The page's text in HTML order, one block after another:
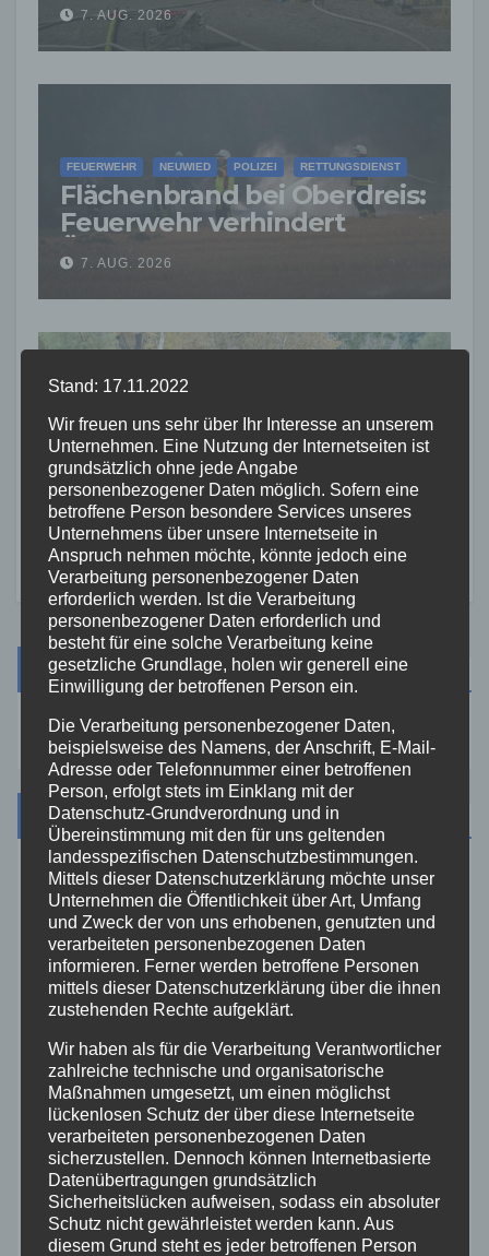
weitere Ausbreitung
7. AUG. 2026
FEUERWEHR NEUWIED POLIZEI RETTUNGSDIENST
Flächenbrand bei Oberdreis:
Feuerwehr verhindert
Übergreifen auf Waldgebiet
7. AUG. 2026
Waldbrand bei Leutesdorf
schnell gelöscht –
Feuerwehr warnt vor
erhöhter Brandgefahr
7. AUG. 2026
Suche
Kategorien
Aktuelles
Allgemein
Altenkirchen
Bundespolizei
Feuerwehr
Hilfsorganisationen
Mayen-Koblenz
Stand: 17.11.2022
Wir freuen uns sehr über Ihr Interesse an unserem
Unternehmen. Eine Nutzung der Internetseiten ist
grundsätzlich ohne jede Angabe
personenbezogener Daten möglich. Sofern eine
betroffene Person besondere Services unseres
Unternehmens über unsere Internetseite in
Anspruch nehmen möchte, könnte jedoch eine
Verarbeitung personenbezogener Daten
erforderlich werden. Ist die Verarbeitung
personenbezogener Daten erforderlich und
besteht für eine solche Verarbeitung keine
gesetzliche Grundlage, holen wir generell eine
Einwilligung der betroffenen Person ein.
Die Verarbeitung personenbezogener Daten,
beispielsweise des Namens, der Anschrift, E-Mail-
Adresse oder Telefonnummer einer betroffenen
Person, erfolgt stets im Einklang mit der
Datenschutz-Grundverordnung und in
Übereinstimmung mit den für uns geltenden
landesspezifischen Datenschutzbestimmungen.
Mittels dieser Datenschutzerklärung möchte unser
Unternehmen die Öffentlichkeit über Art, Umfang
und Zweck der von uns erhobenen, genutzten und
verarbeiteten personenbezogenen Daten
informieren. Ferner werden betroffene Personen
mittels dieser Datenschutzerklärung über die ihnen
zustehenden Rechte aufgeklärt.
Wir haben als für die Verarbeitung Verantwortlicher
zahlreiche technische und organisatorische
Maßnahmen umgesetzt, um einen möglichst
lückenlosen Schutz der über diese Internetseite
verarbeiteten personenbezogenen Daten
sicherzustellen. Dennoch können Internetbasierte
Datenübertragungen grundsätzlich
Sicherheitslücken aufweisen, sodass ein absoluter
Schutz nicht gewährleistet werden kann. Aus
diesem Grund steht es jeder betroffenen Person